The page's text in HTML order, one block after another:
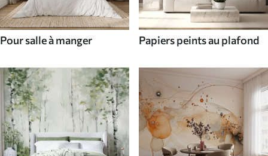
Pour salle à manger Papiers peints au plafond